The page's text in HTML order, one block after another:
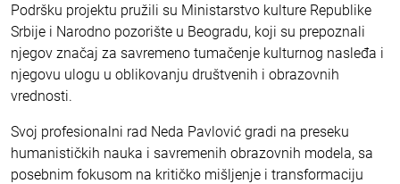
Podršku projektu pružili su Ministarstvo kulture Republike
Srbije i Narodno pozorište u Beogradu, koji su prepoznali
njegov značaj za savremeno tumačenje kulturnog nasleđa i
njegovu ulogu u oblikovanju društvenih i obrazovnih
vrednosti.
Svoj profesionalni rad Neda Pavlović gradi na preseku
humanističkih nauka i savremenih obrazovnih modela, sa
posebnim fokusom na kritičko mišljenje i transformaciju